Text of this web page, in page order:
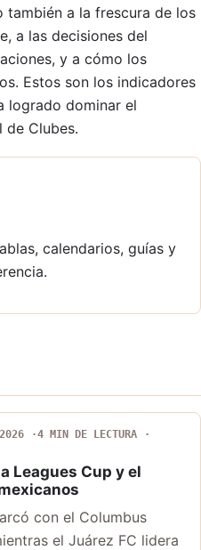
también a la frescura de los
a las decisiones del
y a cómo los
Estos son los indicadores
logrado dominar el
de Clubes.
calendarios, guías y
4 MIN DE LECTURA
Leagues Cup y el
con el Columbus
el Juárez FC lidera